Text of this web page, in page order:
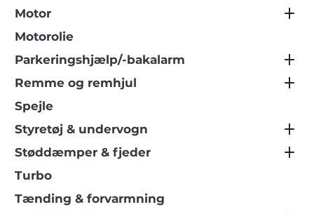
Motor
Motorolie
Parkeringshjælp/-bakalarm
Remme og remhjul
Spejle
Styretøj & undervogn
Støddæmper & fjeder
Turbo
Tænding & forvarmning